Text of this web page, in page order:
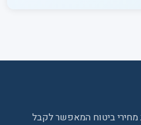
מחירי ביטוח המאפשר לקבל